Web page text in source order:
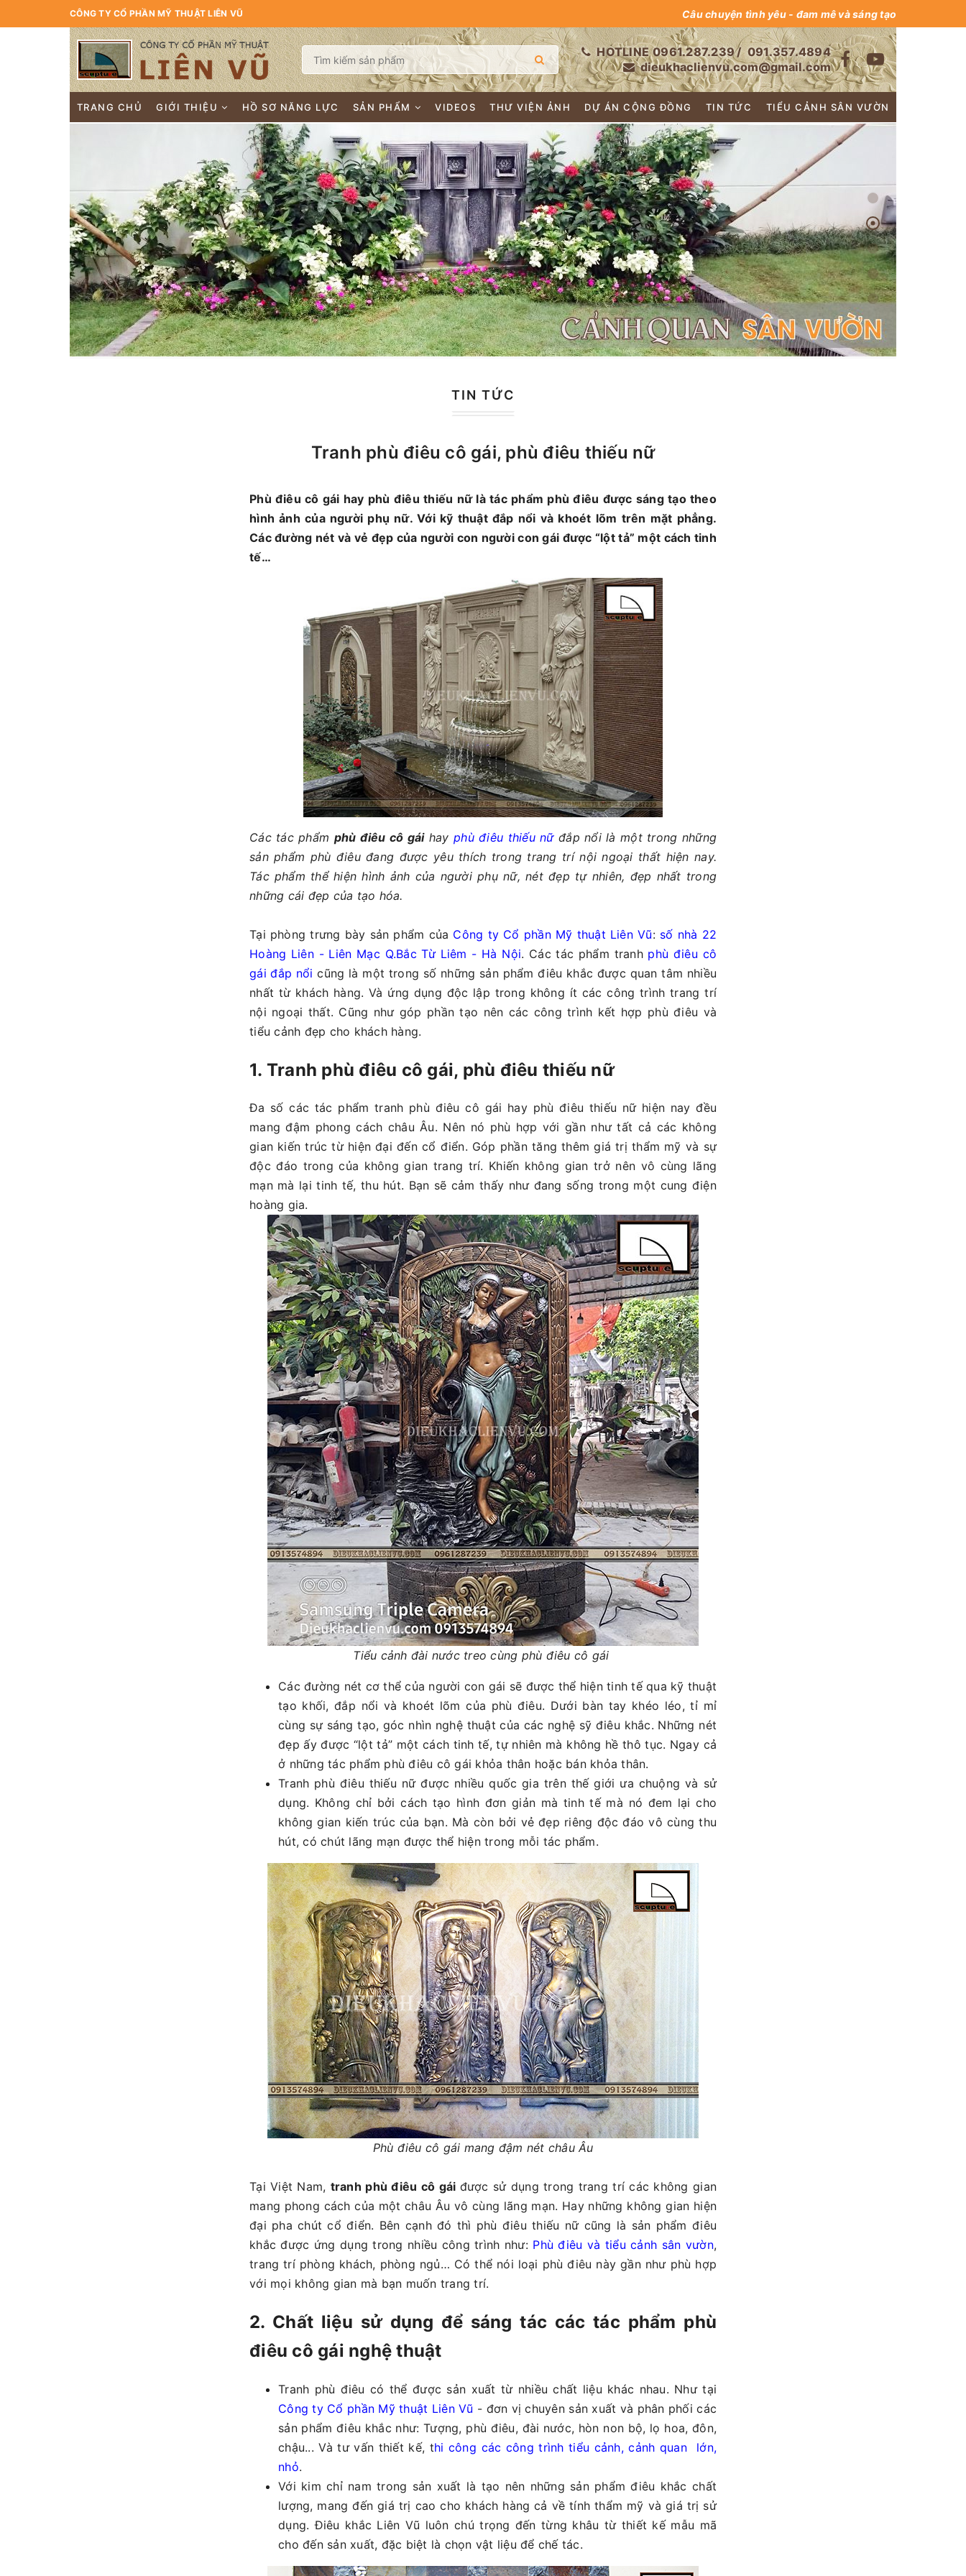
CÔNG TY CỔ PHẦN MỸ THUẬT LIÊN VŨ Câu chuyện tình yêu - đam mê và sáng tạo
HOTLINE 0961.287.239/ 091.357.4894
dieukhaclienvu.com@gmail.com
TRANG CHỦ GIỚI THIỆU HỒ SƠ NĂNG LỰC SẢN PHẨM VIDEOS THƯ VIỆN ẢNH DỰ ÁN CỘNG ĐỒNG TIN TỨC TIỂU CẢNH SÂN VƯỜN
TIN TỨC
Tranh phù điêu cô gái, phù điêu thiếu nữ
Phù điêu cô gái hay phù điêu thiếu nữ là tác phẩm phù điêu được sáng tạo theo
hình ảnh của người phụ nữ. Với kỹ thuật đắp nổi và khoét lõm trên mặt phẳng.
Các đường nét và vẻ đẹp của người con người con gái được “lột tả” một cách tinh
tế…
Các tác phẩm phù điêu cô gáihay phù điêu thiếu nữđắp nổi là một trong những
sản phẩm phù điêu đang được yêu thích trong trang trí nội ngoại thất hiện nay.
Tác phẩm thể hiện hình ảnh của người phụ nữ, nét đẹp tự nhiên, đẹp nhất trong
những cái đẹp của tạo hóa.
Tại phòng trưng bày sản phẩm của Công ty Cổ phần Mỹ thuật Liên Vũ: số nhà 22
Hoàng Liên - Liên Mạc Q.Bắc Từ Liêm - Hà Nội. Các tác phẩm tranh phù điêu cô
gái đắp nổicũng là một trong số những sản phẩm điêu khắc được quan tâm nhiều
nhất từ khách hàng. Và ứng dụng độc lập trong không ít các công trình trang trí
nội ngoại thất. Cũng như góp phần tạo nên các công trình kết hợp phù điêu và
tiểu cảnh đẹp cho khách hàng.
1. Tranh phù điêu cô gái, phù điêu thiếu nữ
Đa số các tác phẩm tranh phù điêu cô gái hay phù điêu thiếu nữ hiện nay đều
mang đậm phong cách châu Âu. Nên nó phù hợp với gần như tất cả các không
gian kiến trúc từ hiện đại đến cổ điển. Góp phần tăng thêm giá trị thẩm mỹ và sự
độc đáo trong của không gian trang trí. Khiến không gian trở nên vô cùng lãng
mạn mà lại tinh tế, thu hút. Bạn sẽ cảm thấy như đang sống trong một cung điện
hoàng gia.
Tiểu cảnh đài nước treo cùng phù điêu cô gái
Các đường nét cơ thể của người con gái sẽ được thể hiện tinh tế qua kỹ thuật
tạo khối, đắp nổi và khoét lõm của phù điêu. Dưới bàn tay khéo léo, tỉ mỉ
cùng sự sáng tạo, góc nhìn nghệ thuật của các nghệ sỹ điêu khắc. Những nét
đẹp ấy được “lột tả” một cách tinh tế, tự nhiên mà không hề thô tục. Ngay cả
ở những tác phẩm phù điêu cô gái khỏa thân hoặc bán khỏa thân.
Tranh phù điêu thiếu nữ được nhiều quốc gia trên thế giới ưa chuộng và sử
dụng. Không chỉ bởi cách tạo hình đơn giản mà tinh tế mà nó đem lại cho
không gian kiến trúc của bạn. Mà còn bởi vẻ đẹp riêng độc đáo vô cùng thu
hút, có chút lãng mạn được thể hiện trong mỗi tác phẩm.
Phù điêu cô gái mang đậm nét châu Âu
Tại Việt Nam, tranh phù điêu cô gái được sử dụng trong trang trí các không gian
mang phong cách của một châu Âu vô cùng lãng mạn. Hay những không gian hiện
đại pha chút cổ điển. Bên cạnh đó thì phù điêu thiếu nữ cũng là sản phẩm điêu
khắc được ứng dụng trong nhiều công trình như: Phù điêu và tiểu cảnh sân vườn,
trang trí phòng khách, phòng ngủ… Có thể nói loại phù điêu này gần như phù hợp
với mọi không gian mà bạn muốn trang trí.
2. Chất liệu sử dụng để sáng tác các tác phẩm phù
điêu cô gái nghệ thuật
Tranh phù điêu có thể được sản xuất từ nhiều chất liệu khác nhau. Như tại
Công ty Cổ phần Mỹ thuật Liên Vũ - đơn vị chuyên sản xuất và phân phối các
sản phẩm điêu khắc như: Tượng, phù điêu, đài nước, hòn non bộ, lọ hoa, đôn,
chậu... Và tư vấn thiết kế, thi công các công trình tiểu cảnh, cảnh quan lớn,
nhỏ.
Với kim chỉ nam trong sản xuất là tạo nên những sản phẩm điêu khắc chất
lượng, mang đến giá trị cao cho khách hàng cả về tính thẩm mỹ và giá trị sử
dụng. Điêu khắc Liên Vũ luôn chú trọng đến từng khâu từ thiết kế mẫu mã
cho đến sản xuất, đặc biệt là chọn vật liệu để chế tác.